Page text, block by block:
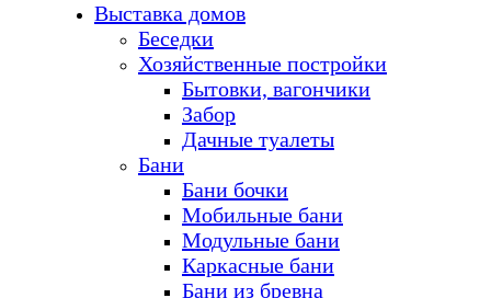
Выставка домов
Беседки
Хозяйственные постройки
Бытовки, вагончики
Забор
Дачные туалеты
Бани
Бани бочки
Мобильные бани
Модульные бани
Каркасные бани
Бани из бревна